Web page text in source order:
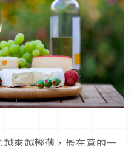
來越輕薄，最在意的一